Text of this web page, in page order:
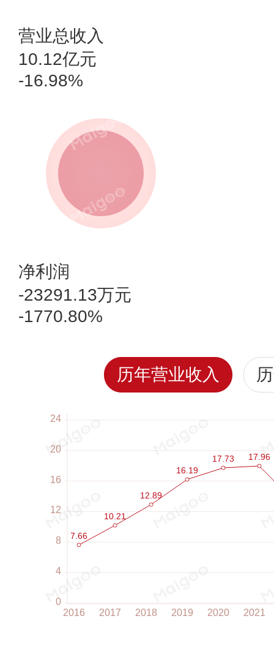
营业总收入
10.12亿元
-16.98%
净利润
-23291.13万元
-1770.80%
历年营业收入